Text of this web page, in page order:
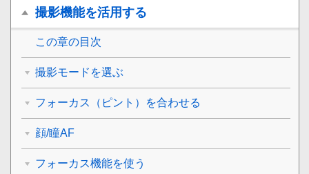
撮影機能を活用する
この章の目次
撮影モードを選ぶ
フォーカス（ピント）を合わせる
顔/瞳AF
フォーカス機能を使う